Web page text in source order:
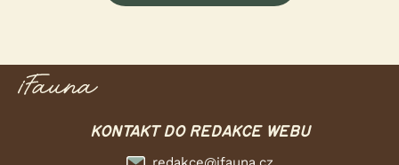
KONTAKT DO REDAKCE WEBU